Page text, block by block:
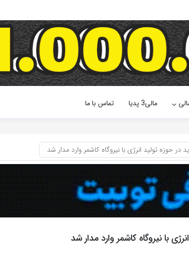
مالی3 پدیا تماس با ما
حوزه تولید انرژی با نیروگاه کاشمر وارد مدار شد
با نیروگاه کاشمر وارد مدار شد